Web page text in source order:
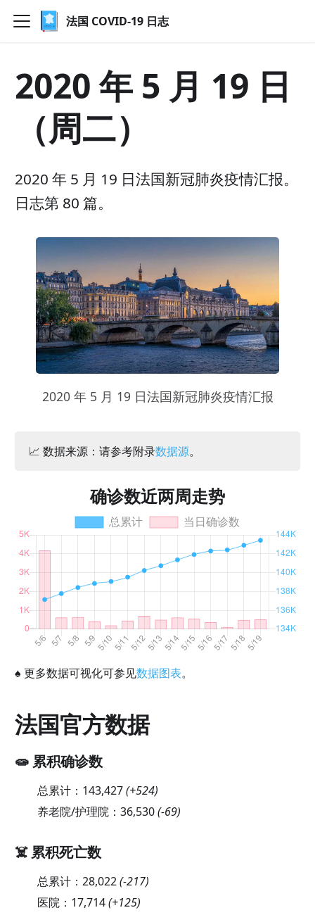
法国 COVID-19 日志
2020 年 5 月 19 日
（周二）
2020 年 5 月 19 日法国新冠肺炎疫情汇报。
日志第 80 篇。
2020 年 5 月 19 日法国新冠肺炎疫情汇报
📈 数据来源：请参考附录数据源。
确诊数近两周走势
♠ 更多数据可视化可参见数据图表。
法国官方数据
🧫 累积确诊数
总累计： 143,427(+524)
养老院/护理院： 36,530(-69)
☠️ 累积死亡数
总累计： 28,022(-217)
医院： 17,714(+125)